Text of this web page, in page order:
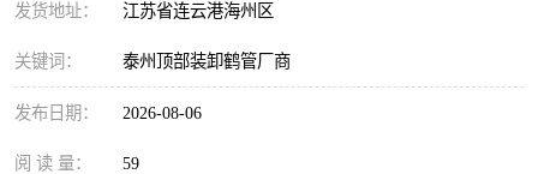
发货地址： 江苏省连云港海州区
关键词： 泰州顶部装卸鹤管厂商
发布日期： 2026-08-06
阅 读 量： 59